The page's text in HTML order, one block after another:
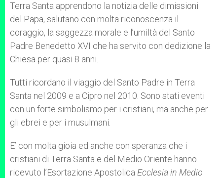
Terra Santa apprendono la notizia delle dimissioni
del Papa, salutano con molta riconoscenza il
coraggio, la saggezza morale e l’umiltà del Santo
Padre Benedetto XVI che ha servito con dedizione la
Chiesa per quasi 8 anni.
Tutti ricordano il viaggio del Santo Padre in Terra
Santa nel 2009 e a Cipro nel 2010. Sono stati eventi
con un forte simbolismo per i cristiani, ma anche per
gli ebrei e per i musulmani.
E’ con molta gioia ed anche con speranza che i
cristiani di Terra Santa e del Medio Oriente hanno
ricevuto l’Esortazione Apostolica Ecclesia in Medio